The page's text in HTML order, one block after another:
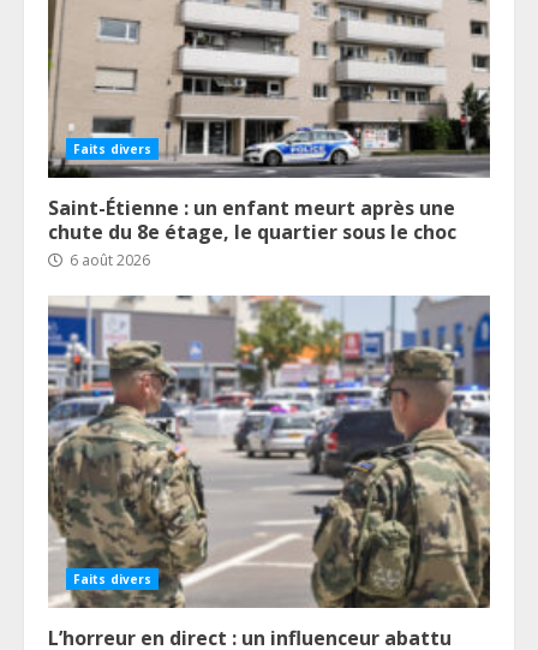
Faits divers
Saint-Étienne : un enfant meurt après une
chute du 8e étage, le quartier sous le choc
6 août 2026
Faits divers
L’horreur en direct : un influenceur abattu